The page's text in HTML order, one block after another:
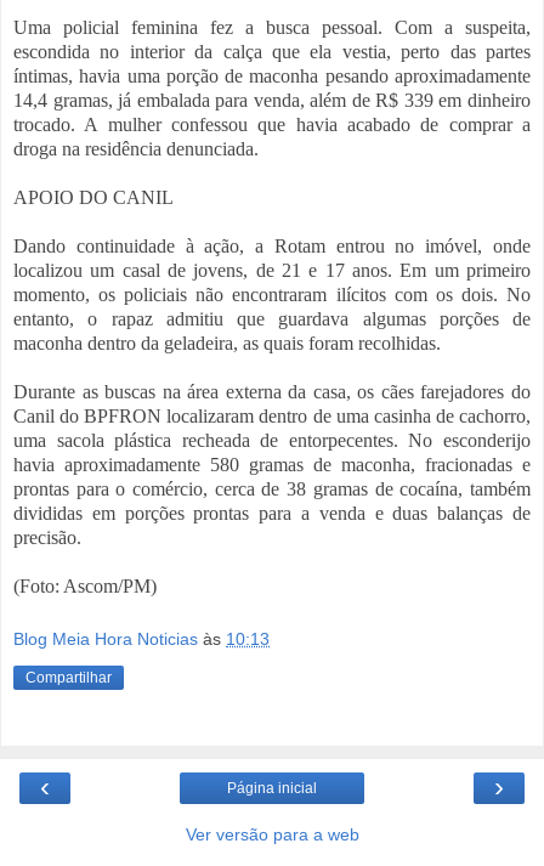
Uma policial feminina fez a busca pessoal. Com a suspeita,
escondida no interior da calça que ela vestia, perto das partes
íntimas, havia uma porção de maconha pesando aproximadamente
14,4 gramas, já embalada para venda, além de R$ 339 em dinheiro
trocado. A mulher confessou que havia acabado de comprar a
droga na residência denunciada.
APOIO DO CANIL
Dando continuidade à ação, a Rotam entrou no imóvel, onde
localizou um casal de jovens, de 21 e 17 anos. Em um primeiro
momento, os policiais não encontraram ilícitos com os dois. No
entanto, o rapaz admitiu que guardava algumas porções de
maconha dentro da geladeira, as quais foram recolhidas.
Durante as buscas na área externa da casa, os cães farejadores do
Canil do BPFRON localizaram dentro de uma casinha de cachorro,
uma sacola plástica recheada de entorpecentes. No esconderijo
havia aproximadamente 580 gramas de maconha, fracionadas e
prontas para o comércio, cerca de 38 gramas de cocaína, também
divididas em porções prontas para a venda e duas balanças de
precisão.
(Foto: Ascom/PM)
Blog Meia Hora Noticias às 10:13
Compartilhar
‹ ›
Página inicial
Ver versão para a web